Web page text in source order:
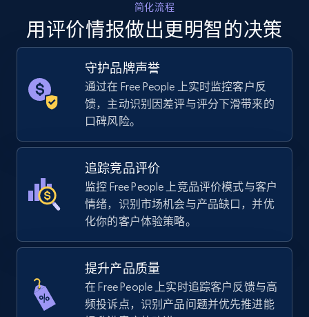
Walmart - products - Collects products by
specific keywords
URL, Final price, Sku, Currency, Gtin,
Specifications, Image urls, Top reviews, and
more.
5.6K+ 877+ 立即开始
Walmart - products - Discover products by
using sku numbers
URL, Final price, Sku, Currency, Gtin,
Specifications, Image urls, Top reviews, and
more.
877+ 立即开始
简化流程
用评价情报做出更明智的决策
守护品牌声誉
通过在 Free People 上实时监控客户反
馈，主动识别因差评与评分下滑带来的
口碑风险。
追踪竞品评价
监控 Free People 上竞品评价模式与客户
情绪，识别市场机会与产品缺口，并优
化你的客户体验策略。
提升产品质量
在 Free People 上实时追踪客户反馈与高
频投诉点，识别产品问题并优先推进能